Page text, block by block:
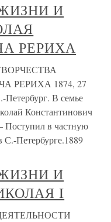
И
РЕРИХА
1874, 27
Петербург. В семье
Константинович
Поступил в частную
Петербурге.1889
И
I